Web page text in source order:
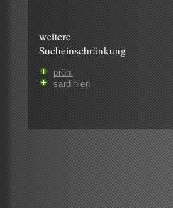
weitere
Sucheinschränkung
pröhl
sardinien